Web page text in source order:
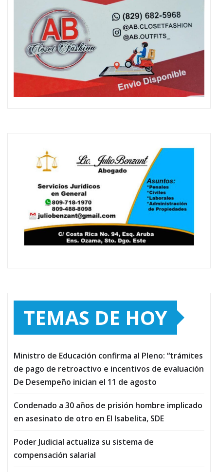
TEMAS DE HOY
Ministro de Educación confirma al Pleno: “trámites
de pago de retroactivo e incentivos de evaluación
De Desempeño inician el 11 de agosto
Condenado a 30 años de prisión hombre implicado
en asesinato de otro en El Isabelita, SDE
Poder Judicial actualiza su sistema de
compensación salarial